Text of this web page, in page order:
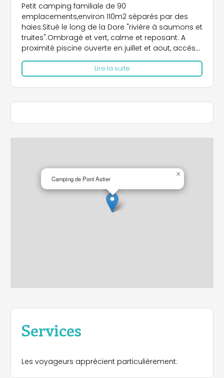
Petit camping familiale de 90
emplacements,environ 110m2 séparés par des
haies.Situé le long de la Dore "rivière à saumons et
truites".Ombragé et vert, calme et reposant. A
proximité piscine ouverte en juillet et aout, accés
gratuit pour les gens du camping, restaurant,
base de loisirs, mini golf, terrains de tennis. Accueil
camping car.
Lire la suite
Camping de Pont Astier
×
Services
Les voyageurs apprécient particulièrement: